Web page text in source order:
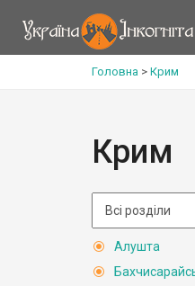
Головна > Крим
Крим
Алушта